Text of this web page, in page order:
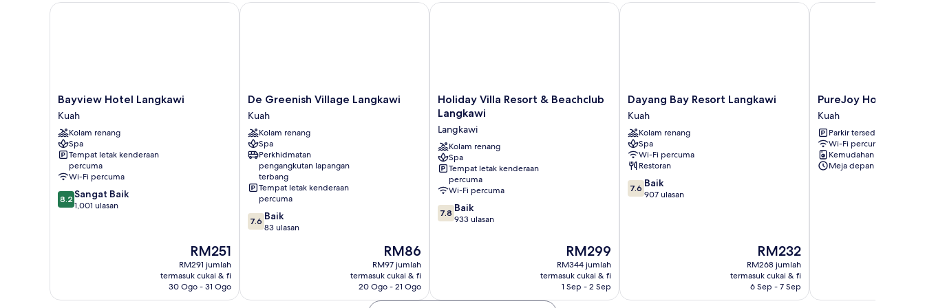
Bayview
Hotel
Langkawi
Kuah
Bayview Hotel Langkawi
Kuah
Kolam renang
Spa
Tempat letak kenderaan
percuma
Wi-Fi percuma
8.2
daripada
8.2 Sangat Baik
1,001 ulasan
Harga
ialah
RM251
RM251
RM291 jumlah
termasuk cukai & fi
30 Ogo - 31 Ogo
Bayview Hotel Langkawi
De
Greenish
Village
Langkawi
Kuah
De Greenish Village Langkawi
Kuah
Kolam renang
Spa
Perkhidmatan
pengangkutan lapangan
terbang
Tempat letak kenderaan
percuma
7.6
daripada
7.6 Baik
83 ulasan
Harga
ialah
RM86
RM86
RM97 jumlah
termasuk cukai & fi
20 Ogo - 21 Ogo
De Greenish Village Langkawi
Holiday
Villa
Resort
&
Beachclub
Langkawi
Langkawi
Holiday Villa Resort & Beachclub
Langkawi
Langkawi
Kolam renang
Spa
Tempat letak kenderaan
percuma
Wi-Fi percuma
7.8
daripada
7.8 Baik
933 ulasan
Harga
ialah
RM299
RM299
RM344 jumlah
termasuk cukai & fi
1 Sep - 2 Sep
Holiday Villa Resort & Beachclub Langkawi
Dayang
Bay
Resort
Langkawi
Kuah
Dayang Bay Resort Langkawi
Kuah
Kolam renang
Spa
Wi-Fi percuma
Restoran
7.6
daripada
7.6 Baik
907 ulasan
Harga
ialah
RM232
RM232
RM268 jumlah
termasuk cukai & fi
6 Sep - 7 Sep
Dayang Bay Resort Langkawi
PureJoy
Hotel
Langkawi
Kuah
PureJoy Hotel
Kuah
Parkir tersedia
Wi-Fi percuma
Kemudahan dobi
Meja depan 24/7
PureJoy Hotel